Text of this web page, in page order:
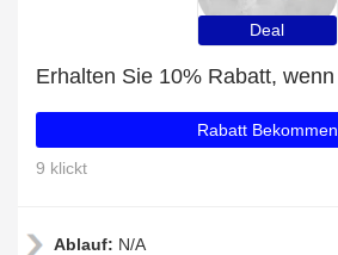
Deal
Rabatt Bekommen
9 klickt
Ablauf: N/A